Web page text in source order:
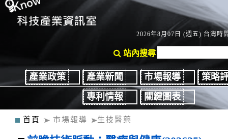
2026年8月07日 (週五) 台灣時
站內搜尋
產業政策 產業新聞 市場報導
策略
專利情報
關鍵圖表
首頁 市場報導 生技醫藥